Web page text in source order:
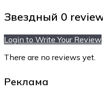
Звездный 0
Login to Write Your Review
There are no reviews yet.
Реклама